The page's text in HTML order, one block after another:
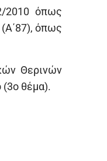
2010 όπως
όπως
Θερινών
(3ο θέμα).